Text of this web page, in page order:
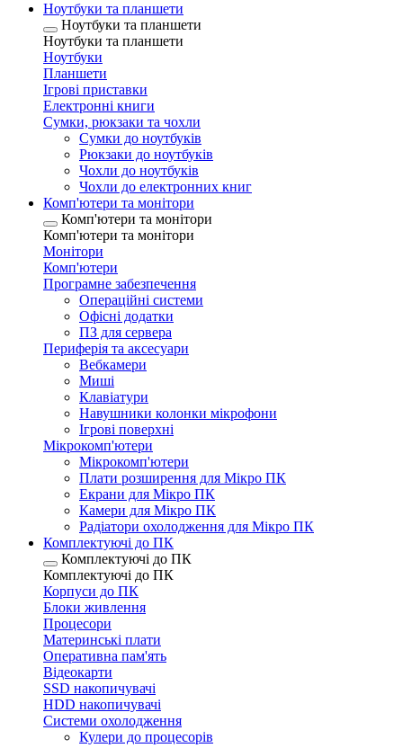
Ноутбуки та планшети
Ноутбуки та планшети
Ноутбуки та планшети
Ноутбуки
Планшети
Ігрові приставки
Електронні книги
Сумки, рюкзаки та чохли
Сумки до ноутбуків
Рюкзаки до ноутбуків
Чохли до ноутбуків
Чохли до електронних книг
Комп'ютери та монітори
Комп'ютери та монітори
Комп'ютери та монітори
Монітори
Комп'ютери
Програмне забезпечення
Операційні системи
Офісні додатки
ПЗ для сервера
Периферія та аксесуари
Вебкамери
Миші
Клавіатури
Навушники колонки мікрофони
Ігрові поверхні
Мікрокомп'ютери
Мікрокомп'ютери
Плати розширення для Мікро ПК
Екрани для Мікро ПК
Камери для Мікро ПК
Радіатори охолодження для Мікро ПК
Комплектуючі до ПК
Комплектуючі до ПК
Комплектуючі до ПК
Корпуси до ПК
Блоки живлення
Процесори
Материнські плати
Оперативна пам'ять
Відеокарти
SSD накопичувачі
HDD накопичувачі
Системи охолодження
Кулери до процесорів